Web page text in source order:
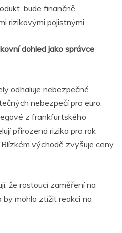
bude finančně
rizikovými pojistnými.
dohled jako správce
odhaluje nebezpečné
nebezpečí pro euro.
z frankfurtského
přirozená rizika pro rok
východě zvyšuje ceny
že rostoucí zaměření na
by mohlo ztížit reakci na